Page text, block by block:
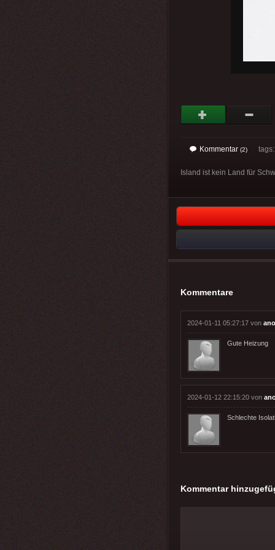
Kommentar (2)
Island ist kein Land für
Kommentare
2024-01-11 05:27:17 von
Gute Heizung
2024-01-12 22:15:20 von
Schlechte
Kommentar